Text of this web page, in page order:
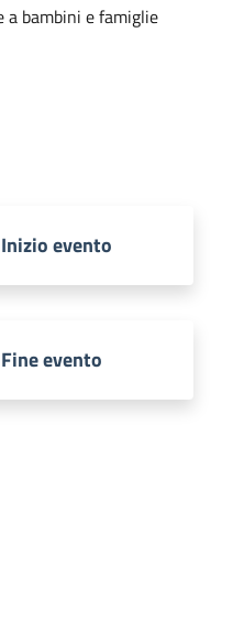
bambini e famiglie
evento
evento